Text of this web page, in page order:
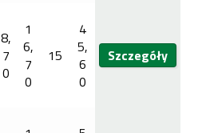
8,
7
0
1
6,
7
0
15
4
5,
6
0
Szczegóły